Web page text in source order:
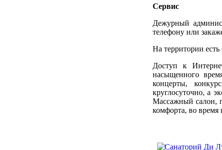
Сервис
Дежурный
телефону или
На территории
Доступ к
насыщенного
концерты,
круглосуточно, а
Массажный салон,
комфорта, во